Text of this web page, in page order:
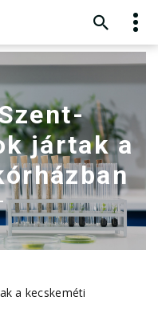
jártak a
a kecskeméti